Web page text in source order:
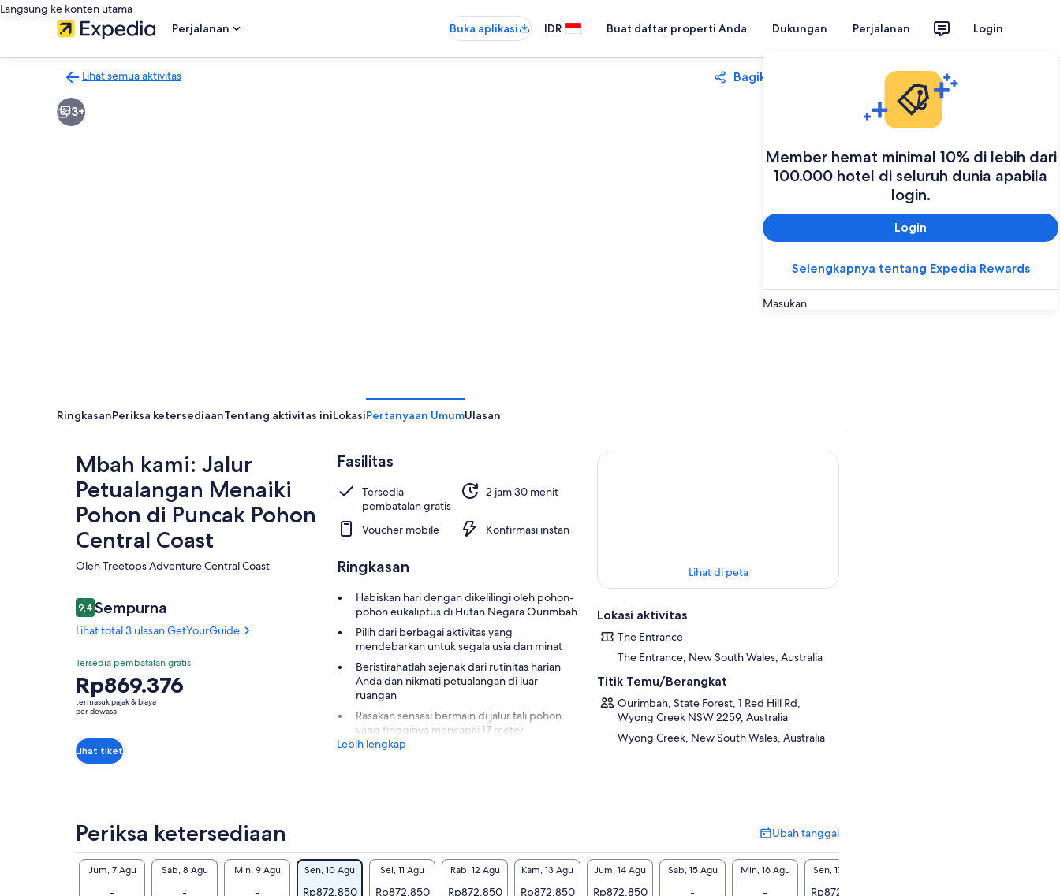
Langsung ke konten utama
Perjalanan
Buka aplikasi IDR Buat daftar properti Anda Dukungan Perjalanan Login
Member hemat minimal 10% di lebih dari
100.000 hotel di seluruh dunia apabila
login.
Login
Selengkapnya tentang Expedia Rewards
Masukan
Lihat semua aktivitas
ke
halaman
Bagikan
3+
RingkasanPeriksa ketersediaanTentang aktivitas iniLokasiPertanyaan UmumUlasan
Mbah kami: Jalur
Petualangan Menaiki
Pohon di Puncak Pohon
Central Coast
Oleh Treetops Adventure Central Coast
Ulasan
9,49,4 dari 10
Sempurna
Lihat total 3 ulasan GetYourGuide
9.49.4 dari 10
Istimewa
Lihat total 3
ulasan
GetYourGuide
Tersedia pembatalan gratis
Harga
Rp869.376
per
Rp869.376
termasuk pajak & biaya
per dewasa
Lihat tiket
Fasilitas
Tersedia
pembatalan gratis
2 jam 30 menit
Voucher mobile Konfirmasi instan
Ringkasan
Habiskan hari dengan dikelilingi oleh pohon-
pohon eukaliptus di Hutan Negara Ourimbah
Pilih dari berbagai aktivitas yang
mendebarkan untuk segala usia dan minat
Beristirahatlah sejenak dari rutinitas harian
Anda dan nikmati petualangan di luar
ruangan
Rasakan sensasi bermain di jalur tali pohon
yang tingginya mencapai 17 meter
Lebih lengkap
Lihat di peta
Lokasi aktivitas
The Entrance
The Entrance, New South Wales, Australia
Titik Temu/Berangkat
Ourimbah, State Forest, 1 Red Hill Rd,
Wyong Creek NSW 2259, Australia
Wyong Creek, New South Wales, Australia
Periksa ketersediaan Ubah tanggal
Ubah
tanggal
Jum, 7 Agu
-
Sab, 8 Agu
-
Min, 9 Agu
-
Sen, 10 Agu
Rp872.850
Sel, 11 Agu
Rp872.850
Rab, 12 Agu
Rp872.850
Kam, 13 Agu
Rp872.850
Jum, 14 Agu
Rp872.850
Sab, 15 Agu
-
Min, 16 Agu
-
Sen, 17 Agu
Rp872.850